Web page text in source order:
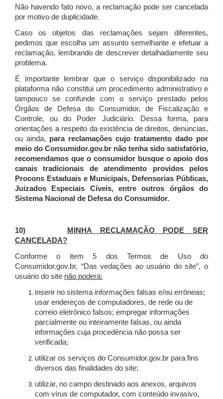
Não havendo fato novo, a reclamação pode ser cancelada
por motivo de duplicidade.
Caso os objetos das reclamações sejam diferentes,
pedimos que escolha um assunto semelhante e efetuar a
reclamação, lembrando de descrever detalhadamente seu
problema.
É importante lembrar que o serviço disponibilizado na
plataforma não constitui um procedimento administrativo e
tampouco se confunde com o serviço prestado pelos
Órgãos de Defesa do Consumidor, de Fiscalização e
Controle, ou do Poder Judiciário. Dessa forma, para
orientações a respeito da existência de direitos, denúncias,
ou ainda, para reclamações cujo tratamento dado por
meio do Consumidor.gov.br não tenha sido satisfatório,
recomendamos que o consumidor busque o apoio dos
canais tradicionais de atendimento providos pelos
Procons Estaduais e Municipais, Defensorias Públicas,
Juizados Especiais Cíveis, entre outros órgãos do
Sistema Nacional de Defesa do Consumidor.
10)
MINHA RECLAMAÇÃO PODE SER
CANCELADA?
Conforme o item 5 dos Termos de Uso do
Consumidor.gov.br, “Das vedações ao usuário do site”, o
usuário do site não poderá:
inserir no sistema informações falsas e/ou errôneas;
usar endereços de computadores, de rede ou de
correio eletrônico falsos; empregar informações
parcialmente ou inteiramente falsas, ou ainda
informações cuja procedência não possa ser
verificada;
utilizar os serviços do Consumidor.gov.br para fins
diversos das finalidades do site;
utilizar, no campo destinado aos anexos, arquivos
com vírus de computador, com conteúdo invasivo,